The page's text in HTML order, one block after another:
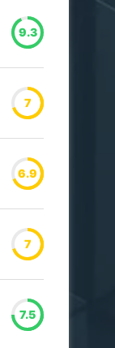
9.3
7
6.9
7
7.5